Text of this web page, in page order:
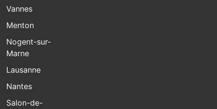
Vannes
Menton
Nogent-sur-
Marne
Lausanne
Nantes
Salon-de-